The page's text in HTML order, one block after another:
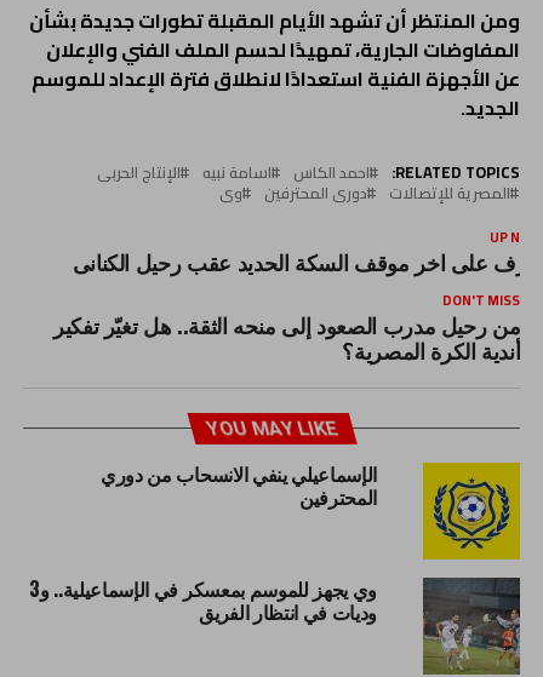
ومن المنتظر أن تشهد الأيام المقبلة تطورات جديدة بشأن
المفاوضات الجارية، تمهيدًا لحسم الملف الفني والإعلان
عن الأجهزة الفنية استعدادًا لانطلاق فترة الإعداد للموسم
الجديد.
RELATED TOPICS: احمد الكاس اسامة نبيه الإنتاج الحربى
المصرية للإتصالات دورى المحترفين وى
UP
على اخر موقف السكة الحديد عقب رحيل الكنانى
DON'T MISS
من رحيل مدرب الصعود إلى منحه الثقة.. هل تغيّر تفكير
أندية الكرة المصرية؟
YOU MAY LIKE
الإسماعيلي ينفي الانسحاب من دوري
المحترفين
وي يجهز للموسم بمعسكر في الإسماعيلية.. و3
وديات في انتظار الفريق